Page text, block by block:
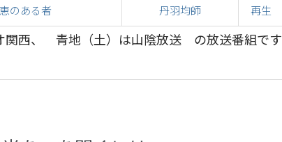
のある者 丹羽均師 再生
関西、 青地（土）は山陰放送 の放送番組です